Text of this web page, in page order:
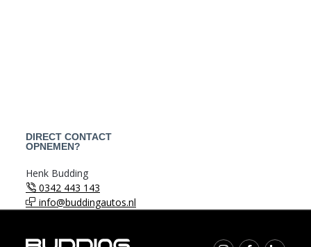
DIRECT CONTACT
OPNEMEN?
Henk Budding
0342 443 143
info@buddingautos.nl